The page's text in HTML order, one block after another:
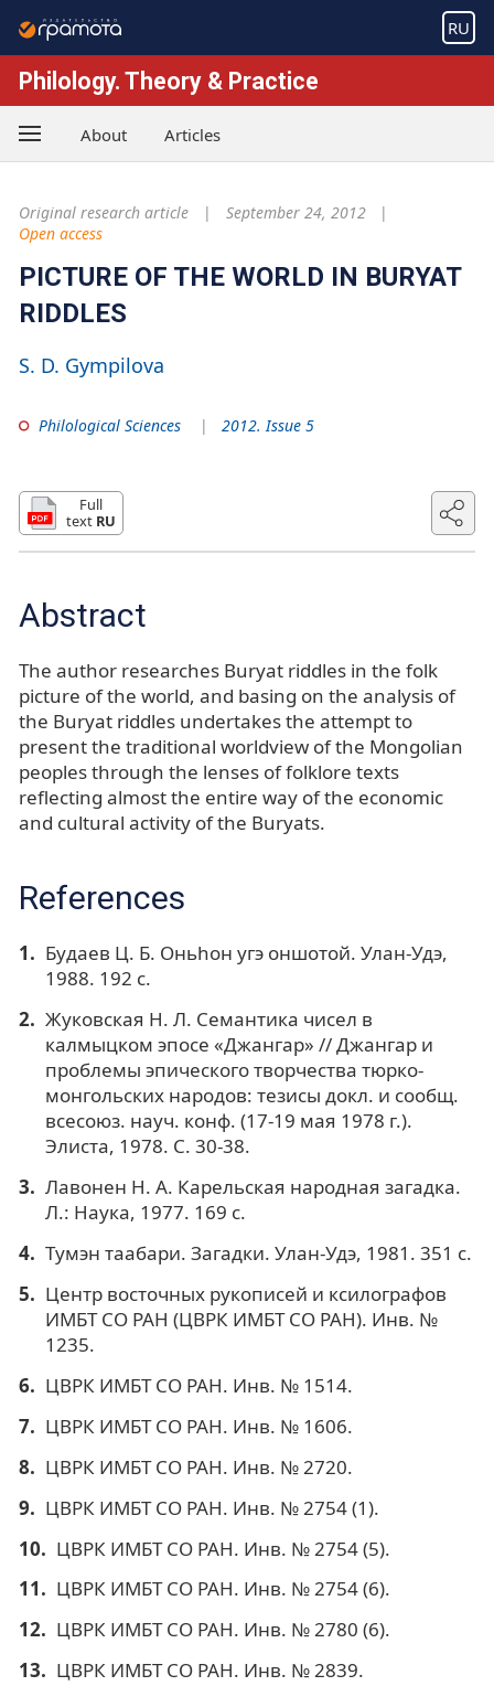
RU
Philology. Theory & Practice
About Articles
Original research article
September 24, 2012
Open access
PICTURE OF THE WORLD IN BURYAT
RIDDLES
S. D. Gympilova
Philological Sciences 2012. Issue 5
Full
text RU
Abstract
The author researches Buryat riddles in the folk
picture of the world, and basing on the analysis of
the Buryat riddles undertakes the attempt to
present the traditional worldview of the Mongolian
peoples through the lenses of folklore texts
reflecting almost the entire way of the economic
and cultural activity of the Buryats.
References
Будаев Ц. Б. Оньhон yгэ оншотой. Улан-Удэ,
1988. 192 с.
Жуковская Н. Л. Семантика чисел в
калмыцком эпосе «Джангар» // Джангар и
проблемы эпического творчества тюрко-
монгольских народов: тезисы докл. и сообщ.
всесоюз. науч. конф. (17-19 мая 1978 г.).
Элиста, 1978. С. 30-38.
Лавонен Н. А. Карельская народная загадка.
Л.: Наука, 1977. 169 с.
Тyмэн таабари. Загадки. Улан-Удэ, 1981. 351 с.
Центр восточных рукописей и ксилографов
ИМБТ СО РАН (ЦВРК ИМБТ СО РАН). Инв. №
1235.
ЦВРК ИМБТ СО РАН. Инв. № 1514.
ЦВРК ИМБТ СО РАН. Инв. № 1606.
ЦВРК ИМБТ СО РАН. Инв. № 2720.
ЦВРК ИМБТ СО РАН. Инв. № 2754 (1).
ЦВРК ИМБТ СО РАН. Инв. № 2754 (5).
ЦВРК ИМБТ СО РАН. Инв. № 2754 (6).
ЦВРК ИМБТ СО РАН. Инв. № 2780 (6).
ЦВРК ИМБТ СО РАН. Инв. № 2839.